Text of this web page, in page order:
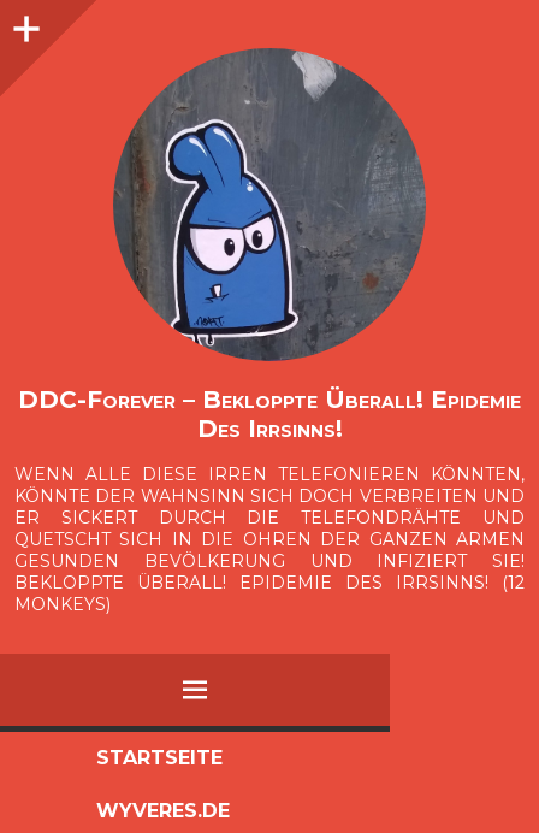
O
p
e
n
i
d
e
b
a
DDC-Forever – Bekloppte Überall! Epidemie
Des Irrsinns!
WENN ALLE DIESE IRREN TELEFONIEREN KÖNNTEN,
KÖNNTE DER WAHNSINN SICH DOCH VERBREITEN UND
ER SICKERT DURCH DIE TELEFONDRÄHTE UND
QUETSCHT SICH IN DIE OHREN DER GANZEN ARMEN
GESUNDEN BEVÖLKERUNG UND INFIZIERT SIE!
BEKLOPPTE ÜBERALL! EPIDEMIE DES IRRSINNS! (12
MONKEYS)
MENÜ
SPRINGEN
STARTSEITE
WYVERES.DE
Seitenleiste